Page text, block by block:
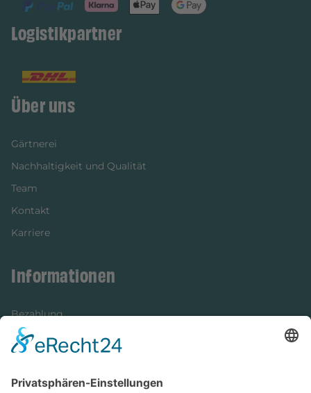
Logistikpartner
Über uns
Gärtnerei
Nachhaltigkeit und Qualität
Team
Kontakt
Karriere
Informationen
Bezahlung
Newsletter
Versandinformationen